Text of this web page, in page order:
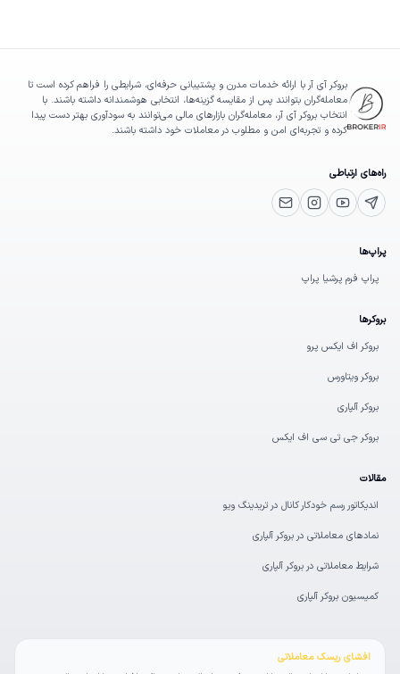
بروکر آی آر با ارائه خدمات مدرن و پشتیبانی حرفه‌ای، شرایطی را فراهم کرده است تا
معامله‌گران بتوانند پس از مقایسه گزینه‌ها، انتخابی هوشمندانه داشته باشند. با
انتخاب بروکر آی آر، معامله‌گران بازارهای مالی می‌توانند به سودآوری بهتر دست پیدا
کرده و تجربه‌ای امن و مطلوب در معاملات خود داشته باشند.
راه‌های ارتباطی
تلگرام پشتیبانی
یوتیوباینستاگرامایمیل
پراپ‌ها
پراپ فرم پرشیا پراپ
بروکرها
بروکر اف ایکس پرو
بروکر ویتاورس
بروکر آلپاری
بروکر جی تی سی اف ایکس
مقالات
اندیکاتور رسم خودکار کانال در تریدینگ ویو
نمادهای معاملاتی در بروکر آلپاری
شرایط معاملاتی در بروکر آلپاری
کمیسیون بروکر آلپاری
افشای ریسک معاملاتی